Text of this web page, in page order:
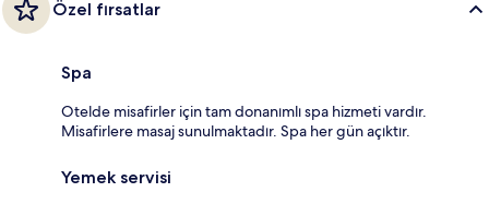
Özel fırsatlar
Spa
Otelde misafirler için tam donanımlı spa hizmeti vardır.
Misafirlere masaj sunulmaktadır. Spa her gün açıktır.
Yemek servisi